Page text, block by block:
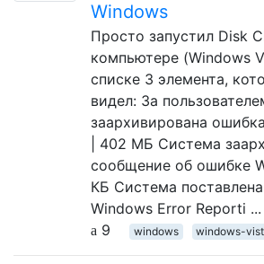
Windows
Просто запустил Disk
компьютере (Windows
списке 3 элемента,
видел: За
заархивирована
| 402 МБ Система
сообщение об ошибке
КБ Система
Windows Error Reporti
9
windows windows-